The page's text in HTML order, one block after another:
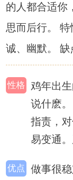
的人都合适你
思而后行。
诚、幽默。 缺
性格
鸡年出
说什麽
指责，
易变通
优点
做事很